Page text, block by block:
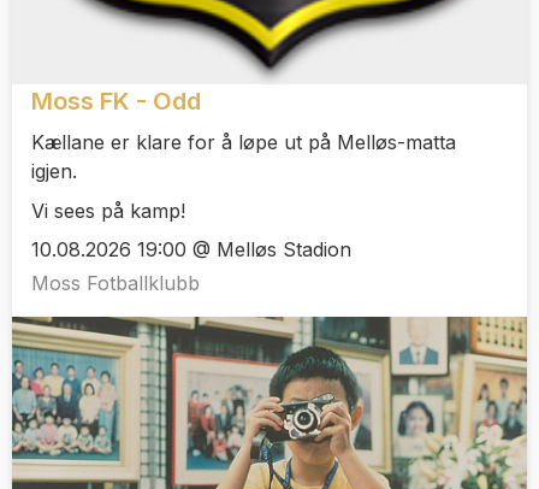
Moss FK - Odd
Kællane er klare for å løpe ut på Melløs-matta
igjen.
Vi sees på kamp!
10.08.2026 19:00 @ Melløs Stadion
Moss Fotballklubb